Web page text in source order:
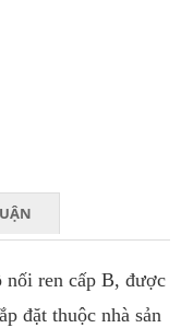
ren cấp B, được
đặt thuộc nhà sản